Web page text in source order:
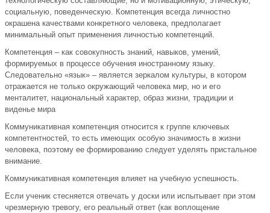
социальную, поведенческую. Компетенция всегда личностно
окрашена качествами конкретного человека, предполагает
минимальный опыт применения личностью компетенций.
Компетенция – как совокупность знаний, навыков, умений,
формируемых в процессе обучения иностранному языку.
Следовательно «язык» – является зеркалом культуры, в котором
отражается не только окружающий человека мир, но и его
менталитет, национальный характер, образ жизни, традиции и
виденье мира
Коммуникативная компетенция относится к группе ключевых
компетентностей, то есть имеющих особую значимость в жизни
человека, поэтому ее формированию следует уделять пристальное
внимание.
Коммуникативная компетенция влияет на учебную успешность.
Если ученик стесняется отвечать у доски или испытывает при этом
чрезмерную тревогу, его реальный ответ (как воплощение